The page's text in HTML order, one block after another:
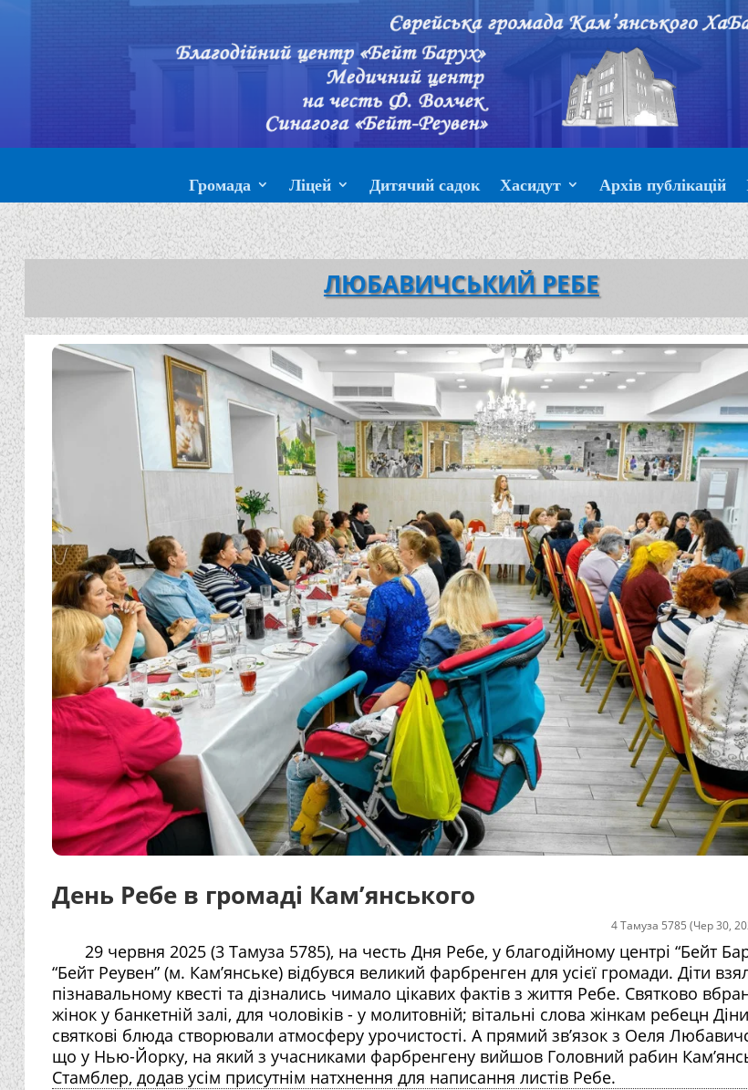
Громада Ліцей Дитячий садок Хасидут Архів публікацій
ЛЮБАВИЧСЬКИЙ РЕБЕ
День Ребе в громаді Кам’янського
4 Тамуза 5785 (Чер 30,
29 червня 2025 (3 Тамуза 5785), на честь Дня Ребе, у благодійному центрі “Бейт
“Бейт Реувен” (м. Кам’янське) відбувся великий фарбренген для усієї громади. Діти
пізнавальному квесті та дізнались чимало цікавих фактів з життя Ребе. Святково
жінок у банкетній залі, для чоловіків - у молитовній; вітальні слова жінкам ребецн
святкові блюда створювали атмосферу урочистості. А прямий зв’язок з Оеля
що у Нью-Йорку, на який з учасниками фарбренгену вийшов Головний рабин
Стамблер, додав усім присутнім натхнення для написання листів Ребе.